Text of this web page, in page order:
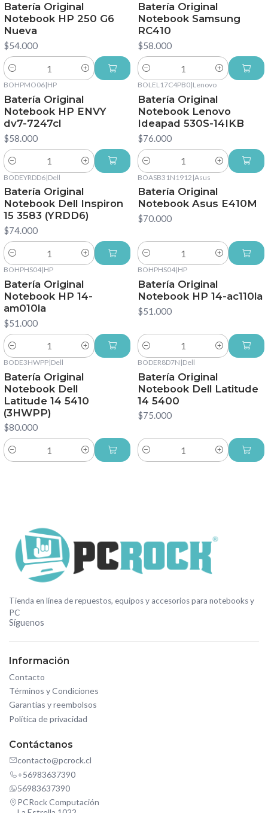
Batería Original
Notebook HP 250 G6
Nueva
$54.000
Cantidad
Batería Original
Notebook Samsung
RC410
$58.000
Cantidad
BOHPMO06|HP
Batería Original
Notebook HP ENVY
dv7-7247cl
$58.000
Cantidad
BOLEL17C4PB0|Lenovo
Batería Original
Notebook Lenovo
Ideapad 530S-14IKB
$76.000
Cantidad
BODEYRDD6|Dell
Batería Original
Notebook Dell Inspiron
15 3583 (YRDD6)
$74.000
Cantidad
BOASB31N1912 |Asus
Batería Original
Notebook Asus E410M
$70.000
Cantidad
BOHPHS04|HP
Batería Original
Notebook HP 14-
am010la
$51.000
Cantidad
BOHPHS04|HP
Batería Original
Notebook HP 14-ac110la
$51.000
Cantidad
BODE3HWPP|Dell
Batería Original
Notebook Dell
Latitude 14 5410
(3HWPP)
$80.000
Cantidad
BODER8D7N |Dell
Batería Original
Notebook Dell Latitude
14 5400
$75.000
Cantidad
Tienda en línea de repuestos, equipos y accesorios para notebooks y
PC
Síguenos
Información
Contacto
Términos y Condiciones
Garantías y reembolsos
Política de privacidad
Contáctanos
contacto@pcrock.cl
+56983637390
56983637390
PCRock Computación